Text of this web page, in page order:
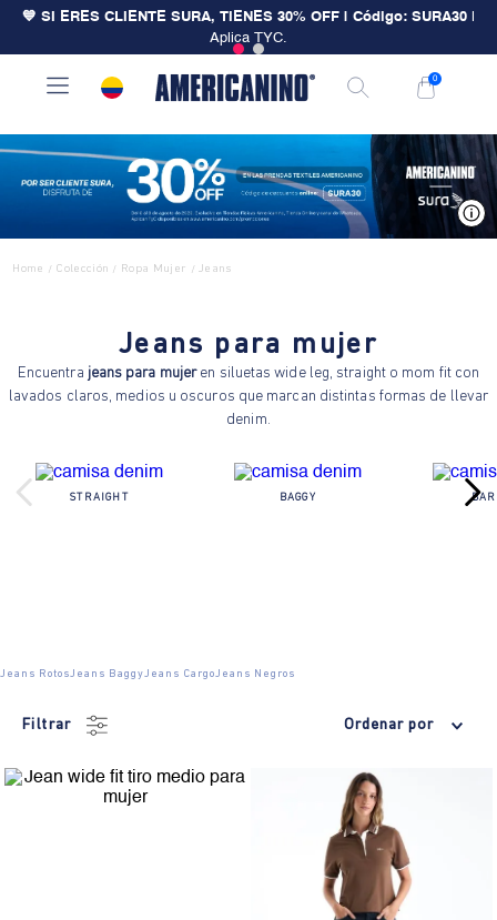
💙 SI ERES CLIENTE SURA, TIENES 30% OFF | Código: SURA30
Aplica TYC.
0
Home / Colección / Ropa Mujer / Jeans
Jeans para mujer
Encuentra jeans para mujeren siluetas wide leg, straight o mom fit con
lavados claros, medios u oscuros que marcan distintas formas de llevar
denim.
STRAIGHT BAGGY
Jeans RotosJeans BaggyJeans CargoJeans Negros
Filtrar Ordenar por